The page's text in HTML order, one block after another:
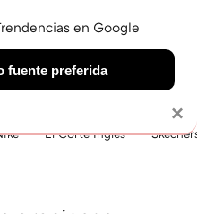
GASTRO SNEAKERS
El Corte Inglés
×
en Google
fuente preferida